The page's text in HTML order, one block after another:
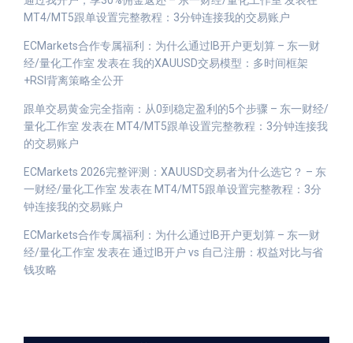
MT4/MT5跟单设置完整教程：3分钟连接我的交易账户
ECMarkets合作专属福利：为什么通过IB开户更划算 – 东一财
经/量化工作室 发表在 我的XAUUSD交易模型：多时间框架
+RSI背离策略全公开
跟单交易黄金完全指南：从0到稳定盈利的5个步骤 – 东一财经/
量化工作室 发表在 MT4/MT5跟单设置完整教程：3分钟连接我
的交易账户
ECMarkets 2026完整评测：XAUUSD交易者为什么选它？ – 东
一财经/量化工作室 发表在 MT4/MT5跟单设置完整教程：3分
钟连接我的交易账户
ECMarkets合作专属福利：为什么通过IB开户更划算 – 东一财
经/量化工作室 发表在 通过IB开户 vs 自己注册：权益对比与省
钱攻略